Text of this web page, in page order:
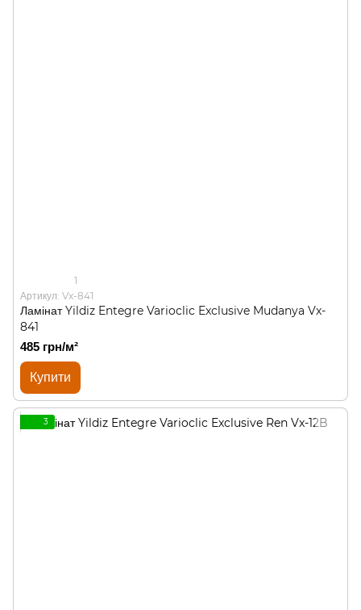
1
Артикул: Vx-841
Ламінат Yildiz Entegre Varioclic Exclusive Mudanya Vx-
841
485 грн/м²
Купити
3